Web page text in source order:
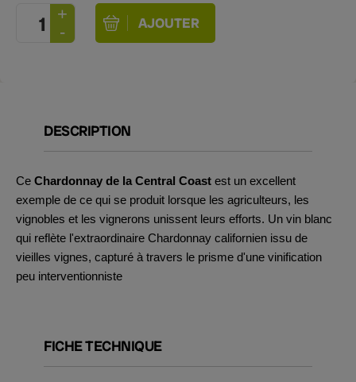
DESCRIPTION
Ce Chardonnay de la Central Coast est un excellent
exemple de ce qui se produit lorsque les agriculteurs, les
vignobles et les vignerons unissent leurs efforts. Un vin blanc
qui reflète l'extraordinaire Chardonnay californien issu de
vieilles vignes, capturé à travers le prisme d'une vinification
peu interventionniste
FICHE TECHNIQUE